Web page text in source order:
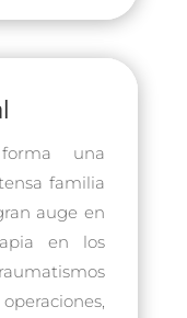
una
familia
auge en
en los